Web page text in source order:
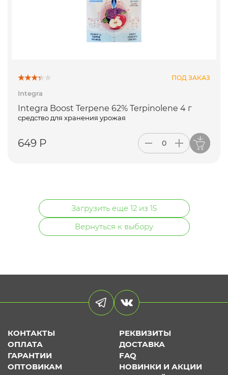
ПОД ЗАКАЗ
Integra
Integra Boost Terpene 62% Terpinolene 4 г
средство для хранения урожая
649 Р
Загрузить еще 12 из 15
Вернуться к выбору
КОНТАКТЫ
РЕКВИЗИТЫ
ОПЛАТА
ДОСТАВКА
ГАРАНТИИ
FAQ
ОПТОВИКАМ
НОВИНКИ И АКЦИИ